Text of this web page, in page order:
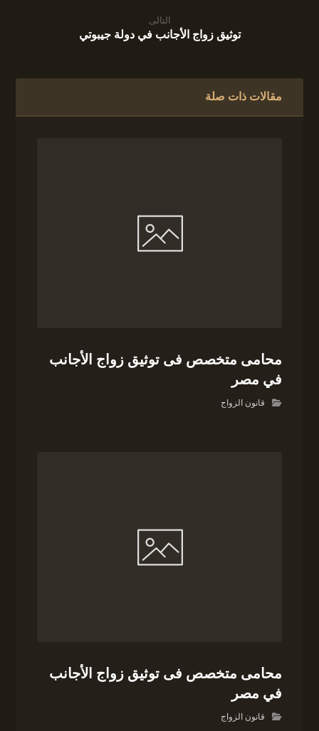
التالى
توثيق زواج الأجانب في دولة جيبوتي
مقالات ذات صلة
محامى متخصص فى توثيق زواج الأجانب
في مصر
قانون الزواج
محامى متخصص فى توثيق زواج الأجانب
في مصر
قانون الزواج